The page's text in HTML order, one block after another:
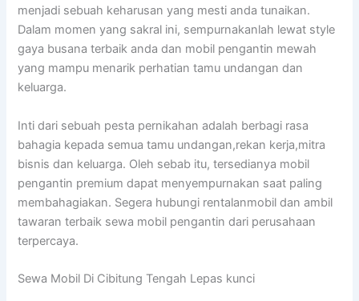
menjadi sebuah keharusan yang mesti anda tunaikan.
Dalam momen yang sakral ini, sempurnakanlah lewat style
gaya busana terbaik anda dan mobil pengantin mewah
yang mampu menarik perhatian tamu undangan dan
keluarga.
Inti dari sebuah pesta pernikahan adalah berbagi rasa
bahagia kepada semua tamu undangan,rekan kerja,mitra
bisnis dan keluarga. Oleh sebab itu, tersedianya mobil
pengantin premium dapat menyempurnakan saat paling
membahagiakan. Segera hubungi rentalanmobil dan ambil
tawaran terbaik sewa mobil pengantin dari perusahaan
terpercaya.
Sewa Mobil Di Cibitung Tengah Lepas kunci